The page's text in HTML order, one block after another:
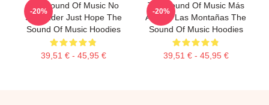
The Sound Of Music No
Surrender Just Hope The
Sound Of Music Hoodies
39,51 € - 45,95 €
-20%
The Sound Of Music Más
Allá De Las Montañas The
Sound Of Music Hoodies
39,51 € - 45,95 €
-20%